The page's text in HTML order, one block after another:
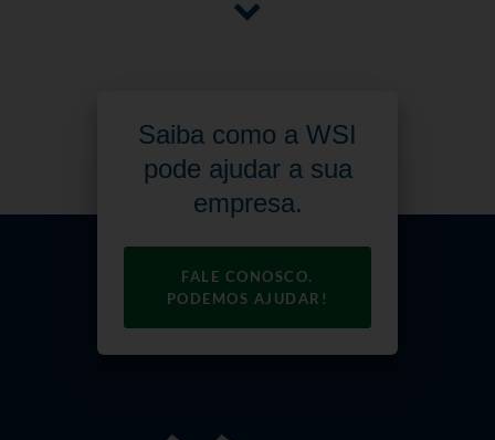
Saiba como a WSI
pode ajudar a sua
empresa.
FALE CONOSCO.
PODEMOS AJUDAR!